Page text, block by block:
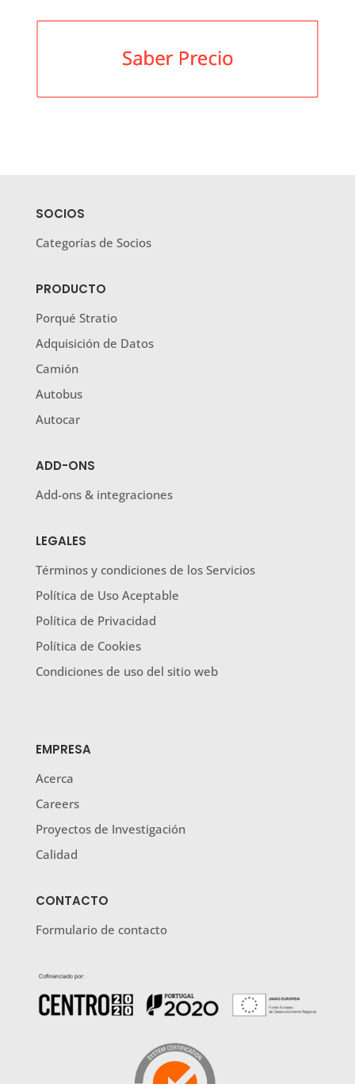
SOCIOS
Categorías de Socios
PRODUCTO
Porqué Stratio
Adquisición de Datos
Camión
Autobus
Autocar
ADD-ONS
Add-ons & integraciones
LEGALES
Términos y condiciones de los Servicios
Política de Uso Aceptable
Política de Privacidad
Política de Cookies
Condiciones de uso del sitio web
EMPRESA
Acerca
Careers
Proyectos de Investigación
Calidad
CONTACTO
Formulario de contacto